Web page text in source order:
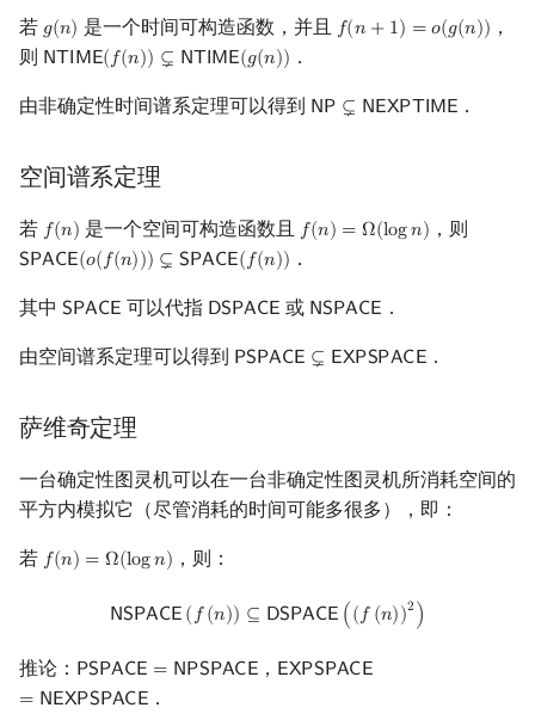
若 𝑔(𝑛)
g(n) 是一个时间可构造函数，并且 𝑓(𝑛 + 1) = 𝑜(𝑔(𝑛))
f(n+ 1)=o( g(n))
，
则 𝖭 𝖳 𝖨𝖬𝖤(𝑓(𝑛)) ⊊ 𝖭 𝖳 𝖨𝖬𝖤(𝑔(𝑛))
NTIME(f(n))⊊ NTIME (g(n)) ．
由非确定性时间谱系定理可以得到 𝖭𝖯 ⊊ 𝖭𝖤𝖷𝖯 𝖳 𝖨𝖬𝖤
NP⊊NEXPTIME ．
空间谱系定理
若 𝑓(𝑛)
f(n) 是一个空间可构造函数且 𝑓(𝑛) = Ω(log𝑛)
f(n)= Ω( logn) ，则
𝖲𝖯𝖠𝖢𝖤(𝑜(𝑓(𝑛))) ⊊ 𝖲𝖯𝖠𝖢𝖤(𝑓(𝑛))
SPACE(o(f(n)))⊊SPACE(f(n)) ．
其中 𝖲𝖯𝖠𝖢𝖤
SPACE 可以代指 𝖣𝖲𝖯𝖠𝖢𝖤
DSPACE 或 𝖭𝖲𝖯𝖠𝖢𝖤
NSPACE ．
由空间谱系定理可以得到 𝖯𝖲𝖯𝖠𝖢𝖤 ⊊ 𝖤𝖷𝖯𝖲𝖯𝖠𝖢𝖤
PSPACE⊊EXPSPACE ．
萨维奇定理
一台确定性图灵机可以在一台非确定性图灵机所消耗空间的
平方内模拟它（尽管消耗的时间可能多很多），即：
若 𝑓(𝑛) = Ω(log𝑛)
f(n)= Ω( logn) ，则：
𝖭𝖲𝖯𝖠𝖢𝖤(𝑓(𝑛)) ⊆ 𝖣𝖲𝖯𝖠𝖢𝖤 ((𝑓 (𝑛))2 )
NSPACE(f(n) )⊆ DSPACE(( f(n) )2)
推论： 𝖯𝖲𝖯𝖠𝖢𝖤 = 𝖭𝖯𝖲𝖯𝖠𝖢𝖤
PSPACE= NPSPACE ， 𝖤𝖷𝖯𝖲𝖯𝖠𝖢𝖤
= 𝖭𝖤𝖷𝖯𝖲𝖯𝖠𝖢𝖤
EXPSPACE=NEXPSPACE
．